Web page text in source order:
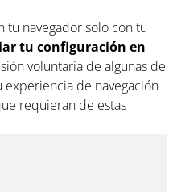
tu navegador solo con tu
tu configuración en
voluntaria de algunas de
experiencia de navegación
requieran de estas